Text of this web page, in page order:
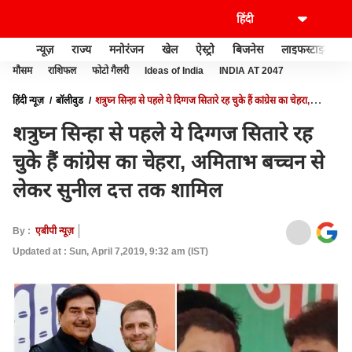
न्यूज़ राज्य मनोरंजन खेल ऐस्ट्रो बिजनेस लाइफस्टाइल
मौसम राशिफल फोटो गैलरी Ideas of India INDIA AT 2047
हिंदी न्यूज़ बॉलीवुड
शत्रुघ्न सिन्हा से पहले ये दिग्गज सितारे रह चुके हैं कांग्रेस का चेहरा,
शत्रुघ्न सिन्हा से पहले ये दिग्गज सितारे रह
चुके हैं कांग्रेस का चेहरा, अमिताभ बच्चन से
लेकर सुनील दत्त तक शामिल
By : एबीपी न्यूज़
Updated at : Sun, April 7,2019, 9:32 am (IST)